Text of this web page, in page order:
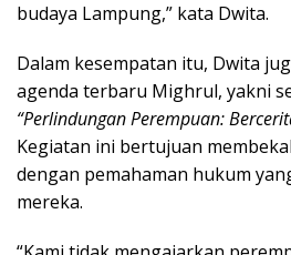
budaya Lampung,” kata Dwita.
Dalam kesempatan itu, Dwita
agenda terbaru Mighrul, yakni
“Perlindungan Perempuan:
Kegiatan ini bertujuan
dengan pemahaman hukum
mereka.